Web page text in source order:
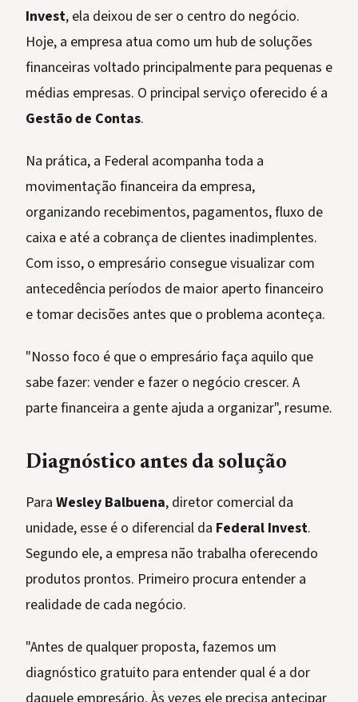
Invest, ela deixou de ser o centro do negócio.
Hoje, a empresa atua como um hub de soluções
financeiras voltado principalmente para pequenas e
médias empresas. O principal serviço oferecido é a
Gestão de Contas.
Na prática, a Federal acompanha toda a
movimentação financeira da empresa,
organizando recebimentos, pagamentos, fluxo de
caixa e até a cobrança de clientes inadimplentes.
Com isso, o empresário consegue visualizar com
antecedência períodos de maior aperto financeiro
e tomar decisões antes que o problema aconteça.
"Nosso foco é que o empresário faça aquilo que
sabe fazer: vender e fazer o negócio crescer. A
parte financeira a gente ajuda a organizar", resume.
Diagnóstico antes da solução
Para Wesley Balbuena, diretor comercial da
unidade, esse é o diferencial da Federal Invest.
Segundo ele, a empresa não trabalha oferecendo
produtos prontos. Primeiro procura entender a
realidade de cada negócio.
"Antes de qualquer proposta, fazemos um
diagnóstico gratuito para entender qual é a dor